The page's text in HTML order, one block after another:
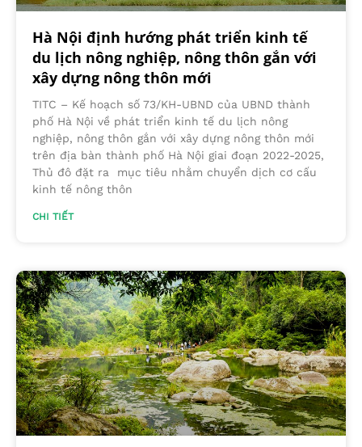
Hà Nội định hướng phát triển kinh tế
du lịch nông nghiệp, nông thôn gắn với
xây dựng nông thôn mới
TITC – Kế hoạch số 73/KH-UBND của UBND thành
phố Hà Nội về phát triển kinh tế du lịch nông
nghiệp, nông thôn gắn với xây dựng nông thôn mới
trên địa bàn thành phố Hà Nội giai đoạn 2022-2025,
Thủ đô đặt ra mục tiêu nhằm chuyển dịch cơ cấu
kinh tế nông thôn
CHI TIẾT